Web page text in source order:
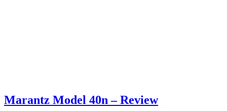
Marantz Model 40n – Review